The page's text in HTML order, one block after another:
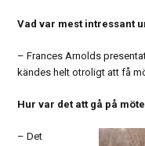
Vad var mest intressant
– Frances Arnolds
kändes helt otroligt att få
Hur var det att gå på
– Det